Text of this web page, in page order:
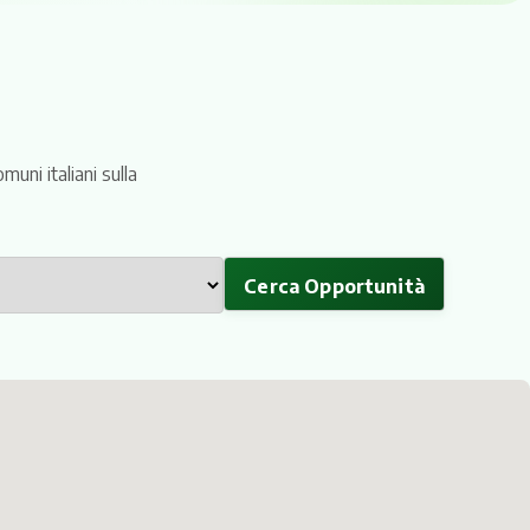
a
Voglio visitare il territorio
mappa dell'Italia autentica comincia
italiani sulla
Cerca Opportunità